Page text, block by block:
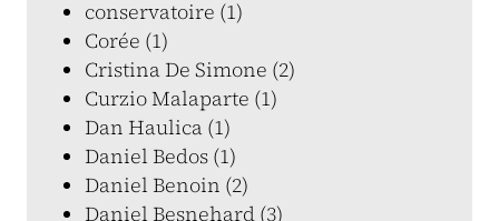
conservatoire (1)
Corée (1)
Cristina De Simone (2)
Curzio Malaparte (1)
Dan Haulica (1)
Daniel Bedos (1)
Daniel Benoin (2)
Daniel Besnehard (3)